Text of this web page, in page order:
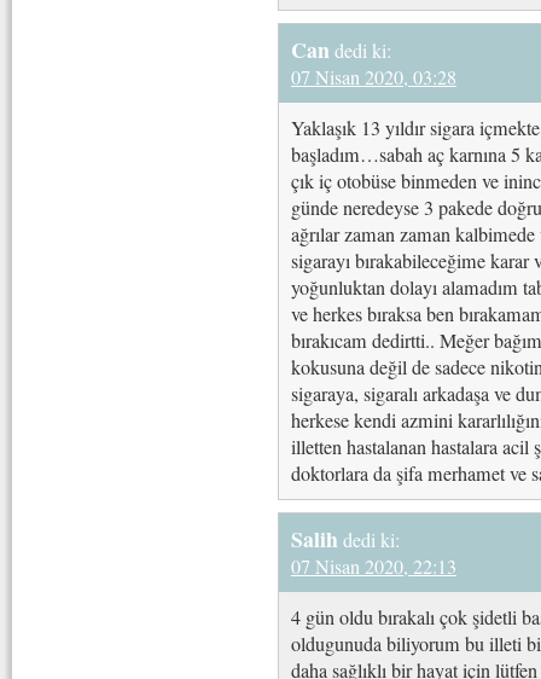
Candedi ki:
07 Nisan 2020, 03:28
Yaklaşık 13 yıldır sigara
başladım…sabah aç karnına 5
çık iç otobüse binmeden ve
günde neredeyse 3 pakede
ağrılar zaman zaman
sigarayı bırakabileceğime
yoğunluktan dolayı alamadım
ve herkes bıraksa ben
bırakıcam dedirtti.. Meğer
kokusuna değil de sadece
sigaraya, sigaralı arkadaşa ve
herkese kendi azmini
illetten hastalanan hastalara
doktorlara da şifa merhamet ve
Salih dedi ki:
07 Nisan 2020, 22:13
4 gün oldu bırakalı çok şidetli
oldugunuda biliyorum bu illeti
daha sağlıklı bir hayat için lütfen